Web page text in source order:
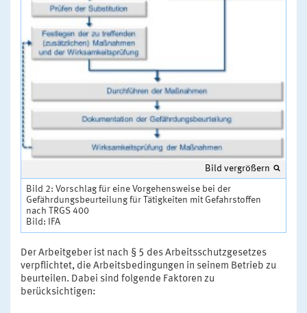
Bild vergrößern
Bild 2: Vorschlag für eine Vorgehensweise bei der
Gefährdungsbeurteilung für Tätigkeiten mit Gefahrstoffen
nach TRGS 400
Bild: IFA
Der Arbeitgeber ist nach § 5 des Arbeitsschutzgesetzes
verpflichtet, die Arbeitsbedingungen in seinem Betrieb zu
beurteilen. Dabei sind folgende Faktoren zu
berücksichtigen: